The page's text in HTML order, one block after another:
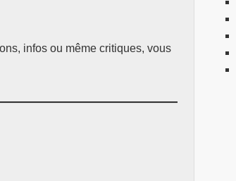
infos ou même critiques, vous